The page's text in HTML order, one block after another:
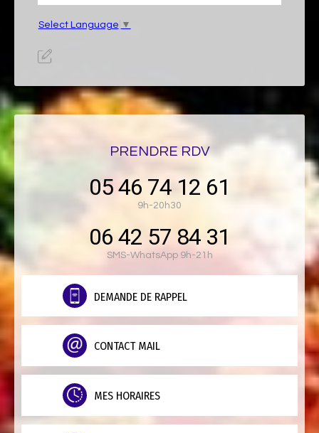
Select Language ▼
PRENDRE RDV
05 46 74 12 61
9h-20h30
06 42 57 84 31
SMS-WhatsApp 9h-21h
DEMANDE DE RAPPEL
CONTACT MAIL
MES HORAIRES